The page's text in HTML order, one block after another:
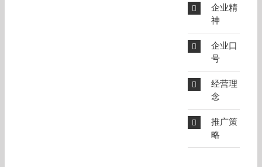
企业精
神
企业口
号
经营理
念
推广策
略